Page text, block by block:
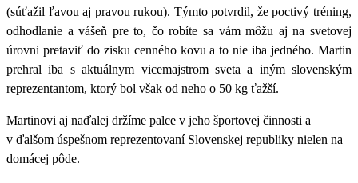
(súťažil ľavou aj pravou rukou). Týmto potvrdil, že poctivý tréning,
odhodlanie a vášeň pre to, čo robíte sa vám môžu aj na svetovej
úrovni pretaviť do zisku cenného kovu a to nie iba jedného. Martin
prehral iba s aktuálnym vicemajstrom sveta a iným slovenským
reprezentantom, ktorý bol však od neho o 50 kg ťažší.
Martinovi aj naďalej držíme palce v jeho športovej činnosti a
v ďalšom úspešnom reprezentovaní Slovenskej republiky nielen na
domácej pôde.